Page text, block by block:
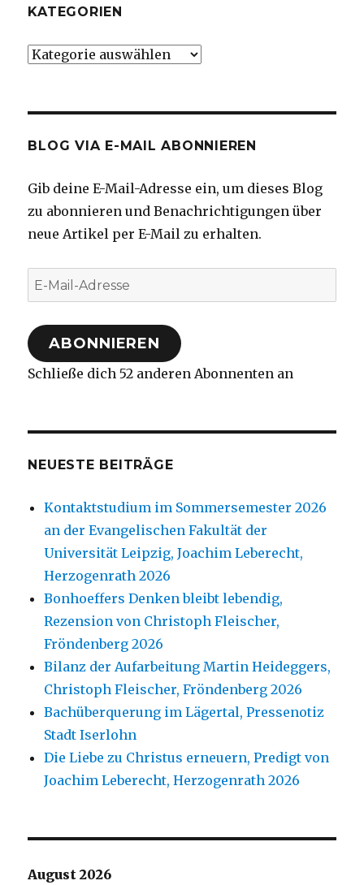
KATEGORIEN
Kategorien
BLOG VIA E-MAIL ABONNIEREN
Gib deine E-Mail-Adresse ein, um dieses Blog
zu abonnieren und Benachrichtigungen über
neue Artikel per E-Mail zu erhalten.
E-
Mail-
Adresse
ABONNIEREN
Schließe dich 52 anderen Abonnenten an
NEUESTE BEITRÄGE
Kontaktstudium im Sommersemester 2026
an der Evangelischen Fakultät der
Universität Leipzig, Joachim Leberecht,
Herzogenrath 2026
Bonhoeffers Denken bleibt lebendig,
Rezension von Christoph Fleischer,
Fröndenberg 2026
Bilanz der Aufarbeitung Martin Heideggers,
Christoph Fleischer, Fröndenberg 2026
Bachüberquerung im Lägertal, Pressenotiz
Stadt Iserlohn
Die Liebe zu Christus erneuern, Predigt von
Joachim Leberecht, Herzogenrath 2026
August 2026